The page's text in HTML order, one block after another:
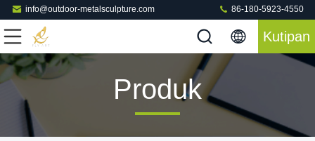
info@outdoor-metalsculpture.com 86-180-5923-4550
Kutipan
Produk